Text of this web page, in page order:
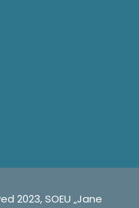
2023, SOEU „Jane